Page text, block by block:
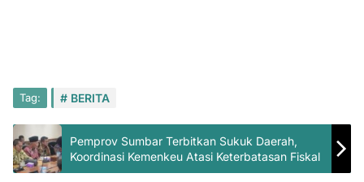
Tag: BERITA
Pemprov Sumbar Terbitkan Sukuk Daerah,
Koordinasi Kemenkeu Atasi Keterbatasan Fiskal